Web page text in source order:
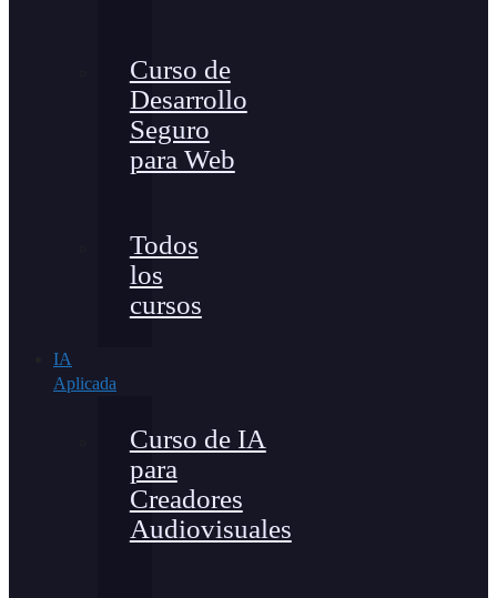
Curso de
Desarrollo
Seguro
para Web
Todos
los
cursos
IA
Aplicada
Curso de IA
para
Creadores
Audiovisuales